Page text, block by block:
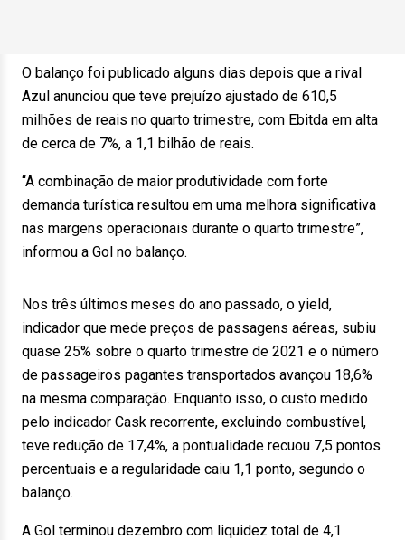
O balanço foi publicado alguns dias depois que a rival
Azul anunciou que teve prejuízo ajustado de 610,5
milhões de reais no quarto trimestre, com Ebitda em alta
de cerca de 7%, a 1,1 bilhão de reais.
“A combinação de maior produtividade com forte
demanda turística resultou em uma melhora significativa
nas margens operacionais durante o quarto trimestre”,
informou a Gol no balanço.
Nos três últimos meses do ano passado, o yield,
indicador que mede preços de passagens aéreas, subiu
quase 25% sobre o quarto trimestre de 2021 e o número
de passageiros pagantes transportados avançou 18,6%
na mesma comparação. Enquanto isso, o custo medido
pelo indicador Cask recorrente, excluindo combustível,
teve redução de 17,4%, a pontualidade recuou 7,5 pontos
percentuais e a regularidade caiu 1,1 ponto, segundo o
balanço.
A Gol terminou dezembro com liquidez total de 4,1